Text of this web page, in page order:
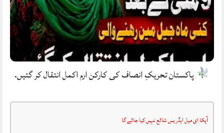
پاکستان تحریکِ انصاف کی کارکن ارم اکمل انتقال کر گئیں.
آپکا ای میل ایڈریس شائع نہیں کیا جائے گا